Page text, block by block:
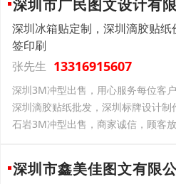
深圳市广民图文设计有
深圳冰箱贴定制，深圳滴胶贴
签印刷
张先生 13316915607
深圳3M冲型出售，用心服务每位客户
深圳滴胶贴纸批发，深圳标牌设计
石岩3M冲型出售，商家诚信，顾客
深圳市鑫美佳图文有限